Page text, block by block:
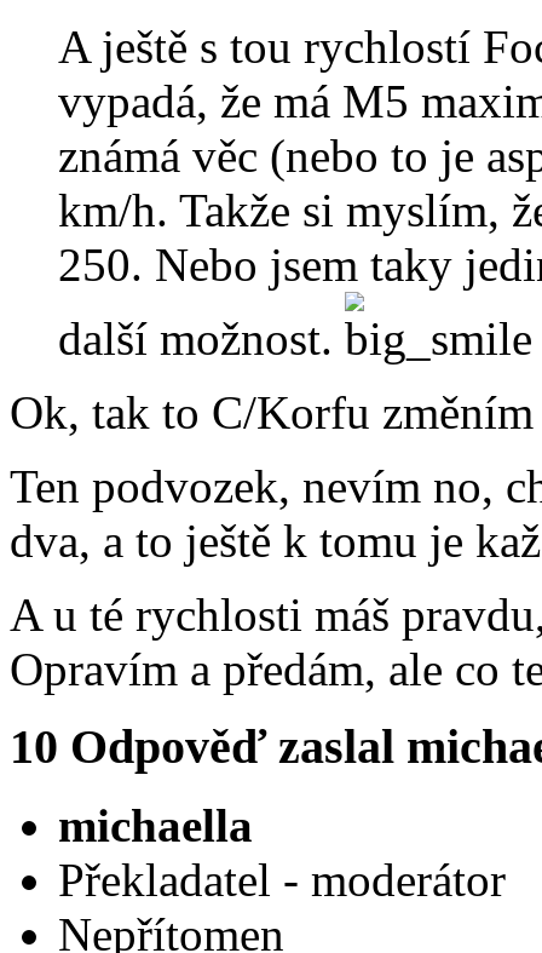
A ještě s tou rychlostí
vypadá, že má M5
známá věc (nebo to je
km/h. Takže si myslím,
250. Nebo jsem taky
další možnost.
Ok, tak to C/Korfu
Ten podvozek, nevím no,
dva, a to ještě k tomu je
A u té rychlosti máš
Opravím a předám, ale co
10 Odpověď zaslal
michaella
Překladatel - moderátor
Nepřítomen